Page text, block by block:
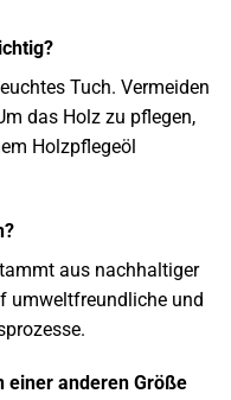
Tuch. Vermeiden
das Holz zu pflegen,
Holzpflegeöl
aus nachhaltiger
umweltfreundliche und
einer anderen Größe